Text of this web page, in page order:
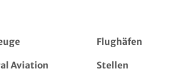
Flughäfen
Aviation Stellen